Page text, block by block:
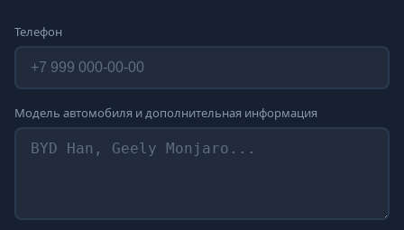
Телефон
Модель автомобиля и дополнительная информация